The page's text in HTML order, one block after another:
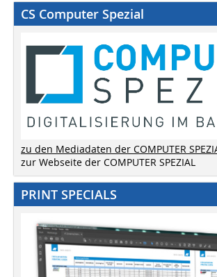
CS Computer Spezial
zu den Mediadaten der COMPUTER
zur Webseite der COMPUTER SPEZIAL
PRINT SPECIALS